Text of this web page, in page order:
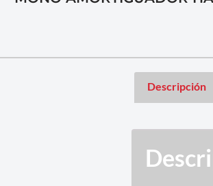
Descripción